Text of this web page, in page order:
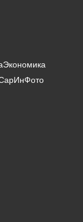
Экономика